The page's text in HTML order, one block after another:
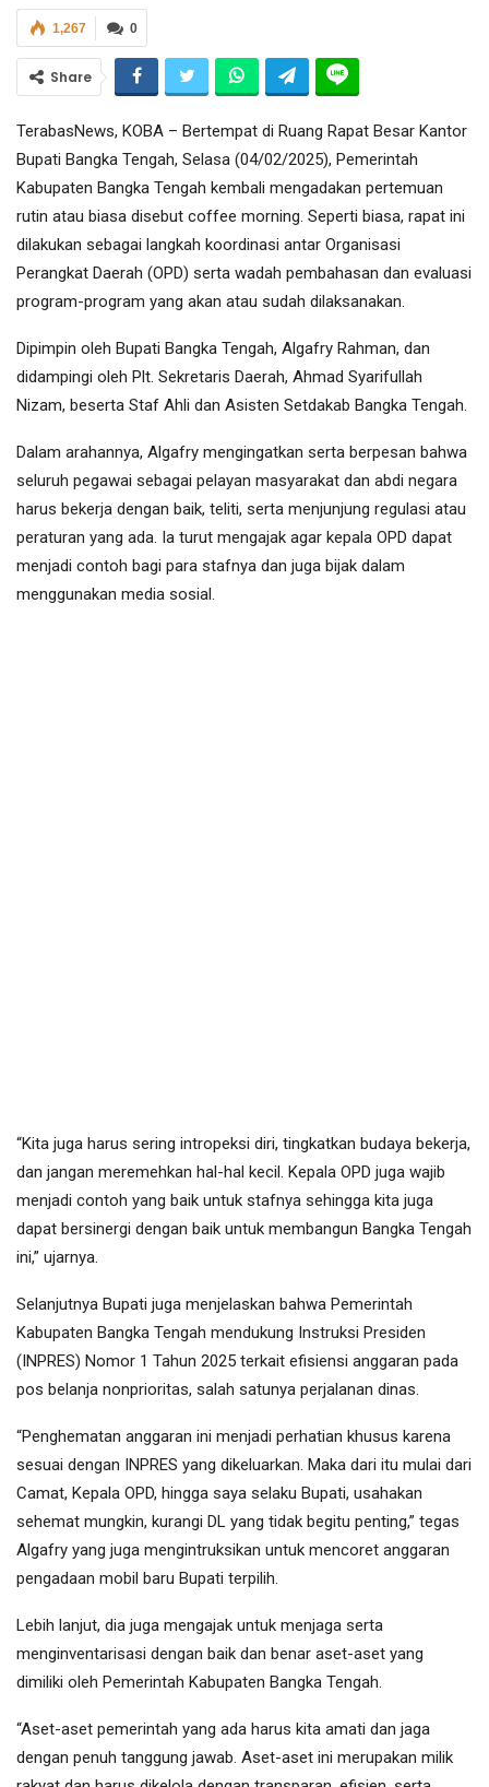
0
1,267
Share
TerabasNews, KOBA – Bertempat di Ruang Rapat Besar Kantor
Bupati Bangka Tengah, Selasa (04/02/2025), Pemerintah
Kabupaten Bangka Tengah kembali mengadakan pertemuan
rutin atau biasa disebut coffee morning. Seperti biasa, rapat ini
dilakukan sebagai langkah koordinasi antar Organisasi
Perangkat Daerah (OPD) serta wadah pembahasan dan evaluasi
program-program yang akan atau sudah dilaksanakan.
Dipimpin oleh Bupati Bangka Tengah, Algafry Rahman, dan
didampingi oleh Plt. Sekretaris Daerah, Ahmad Syarifullah
Nizam, beserta Staf Ahli dan Asisten Setdakab Bangka Tengah.
Dalam arahannya, Algafry mengingatkan serta berpesan bahwa
seluruh pegawai sebagai pelayan masyarakat dan abdi negara
harus bekerja dengan baik, teliti, serta menjunjung regulasi atau
peraturan yang ada. Ia turut mengajak agar kepala OPD dapat
menjadi contoh bagi para stafnya dan juga bijak dalam
menggunakan media sosial.
“Kita juga harus sering intropeksi diri, tingkatkan budaya bekerja,
dan jangan meremehkan hal-hal kecil. Kepala OPD juga wajib
menjadi contoh yang baik untuk stafnya sehingga kita juga
dapat bersinergi dengan baik untuk membangun Bangka Tengah
ini,” ujarnya.
Selanjutnya Bupati juga menjelaskan bahwa Pemerintah
Kabupaten Bangka Tengah mendukung Instruksi Presiden
(INPRES) Nomor 1 Tahun 2025 terkait efisiensi anggaran pada
pos belanja nonprioritas, salah satunya perjalanan dinas.
“Penghematan anggaran ini menjadi perhatian khusus karena
sesuai dengan INPRES yang dikeluarkan. Maka dari itu mulai dari
Camat, Kepala OPD, hingga saya selaku Bupati, usahakan
sehemat mungkin, kurangi DL yang tidak begitu penting,” tegas
Algafry yang juga mengintruksikan untuk mencoret anggaran
pengadaan mobil baru Bupati terpilih.
Lebih lanjut, dia juga mengajak untuk menjaga serta
menginventarisasi dengan baik dan benar aset-aset yang
dimiliki oleh Pemerintah Kabupaten Bangka Tengah.
“Aset-aset pemerintah yang ada harus kita amati dan jaga
dengan penuh tanggung jawab. Aset-aset ini merupakan milik